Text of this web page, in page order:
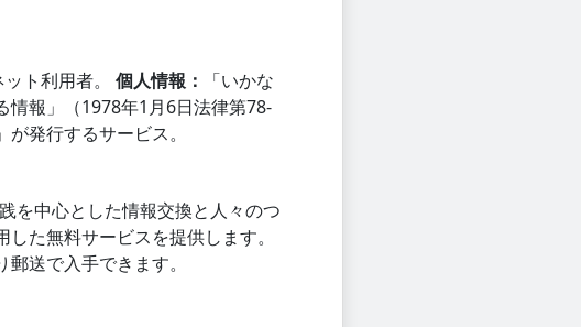
ト利用者。 個人情報：
「いかな
情報」（1978年1月6日法律第78-
が発行するサービス。
を中心とした情報交換と人々のつ
た無料サービスを提供します。
送で入手できます。